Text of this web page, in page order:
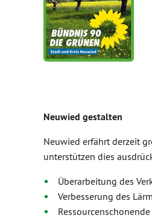
Neuwied gestalten
Neuwied erfährt derzeit
unterstützen dies
Überarbeitung des
Verbesserung des